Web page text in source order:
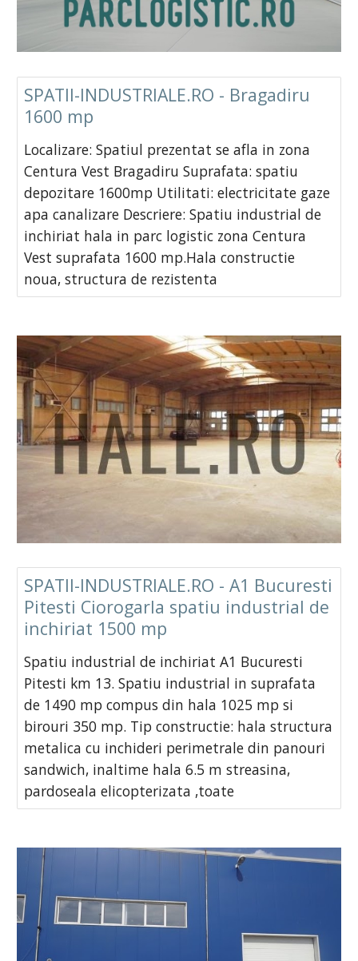
SPATII-INDUSTRIALE.RO - Bragadiru
1600 mp
Localizare: Spatiul prezentat se afla in zona
Centura Vest Bragadiru Suprafata: spatiu
depozitare 1600mp Utilitati: electricitate gaze
apa canalizare Descriere: Spatiu industrial de
inchiriat hala in parc logistic zona Centura
Vest suprafata 1600 mp.Hala constructie
noua, structura de rezistenta
SPATII-INDUSTRIALE.RO - A1 Bucuresti
Pitesti Ciorogarla spatiu industrial de
inchiriat 1500 mp
Spatiu industrial de inchiriat A1 Bucuresti
Pitesti km 13. Spatiu industrial in suprafata
de 1490 mp compus din hala 1025 mp si
birouri 350 mp. Tip constructie: hala structura
metalica cu inchideri perimetrale din panouri
sandwich, inaltime hala 6.5 m streasina,
pardoseala elicopterizata ,toate